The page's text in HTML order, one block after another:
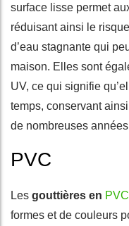
surface lisse permet
réduisant ainsi le
d’eau stagnante qui
maison. Elles sont
UV, ce qui signifie
temps, conservant
de nombreuses
PVC
Les gouttières en PVC
formes et de couleurs